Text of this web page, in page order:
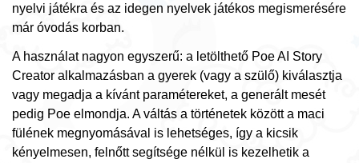
nyelvi játékra és az idegen nyelvek játékos megismerésére
már óvodás korban.
A használat nagyon egyszerű: a letölthető Poe AI Story
Creator alkalmazásban a gyerek (vagy a szülő) kiválasztja
vagy megadja a kívánt paramétereket, a generált mesét
pedig Poe elmondja. A váltás a történetek között a maci
fülének megnyomásával is lehetséges, így a kicsik
kényelmesen, felnőtt segítsége nélkül is kezelhetik a